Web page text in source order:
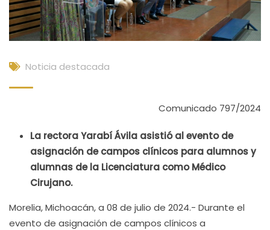
Noticia destacada
Comunicado 797/2024
La rectora Yarabí Ávila asistió al evento de
asignación de campos clínicos para alumnos y
alumnas de la Licenciatura como Médico
Cirujano.
Morelia, Michoacán, a 08 de julio de 2024.- Durante el
evento de asignación de campos clínicos a